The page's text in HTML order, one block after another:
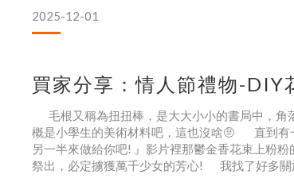
2025-12-01
買家分享：情人節禮物-DIY
毛根又稱為扭扭棒，是大大小小的書局中，角
概是小學生的美術材料吧，這也沒啥🤨 直到有
另一半來做給你吧! 』影片裡那鬱金香花束上粉
祭出，必定擄獲萬千少女的芳心! 我找了好多關